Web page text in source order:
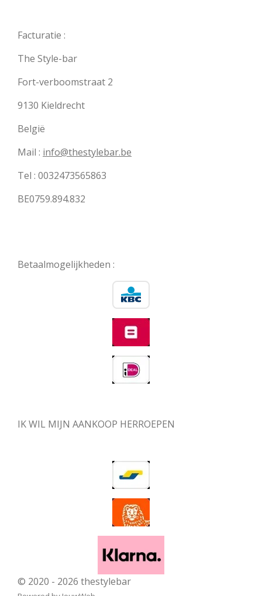
Facturatie :
The Style-bar
Fort-verboomstraat 2
9130 Kieldrecht
België
Mail : info@thestylebar.be
Tel : 0032473565863
BE0759.894.832
Betaalmogelijkheden :
IK WIL MIJN AANKOOP HERROEPEN
© 2020 - 2026 thestylebar